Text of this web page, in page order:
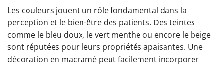
Les couleurs jouent un rôle fondamental dans la
perception et le bien-être des patients. Des teintes
comme le bleu doux, le vert menthe ou encore le beige
sont réputées pour leurs propriétés apaisantes. Une
décoration en macramé peut facilement incorporer